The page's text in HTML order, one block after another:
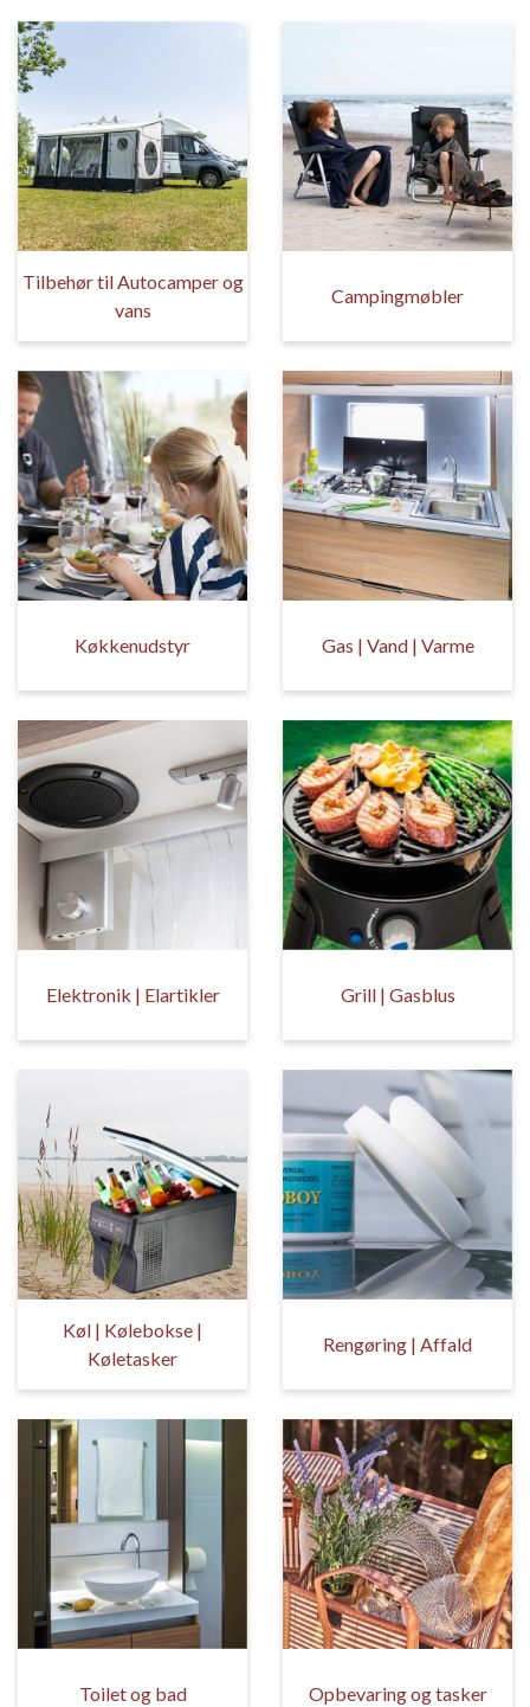
Tilbehør til Autocamper og
vans
Campingmøbler
Køkkenudstyr Gas | Vand | Varme
Elektronik | Elartikler Grill | Gasblus
Køl | Kølebokse |
Køletasker
Rengøring | Affald
Toilet og bad Opbevaring og tasker